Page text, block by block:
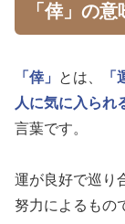
「倖」の
「倖」 とは、
人に気に入られ
言葉です。
運が良好で巡り
努力によるもの